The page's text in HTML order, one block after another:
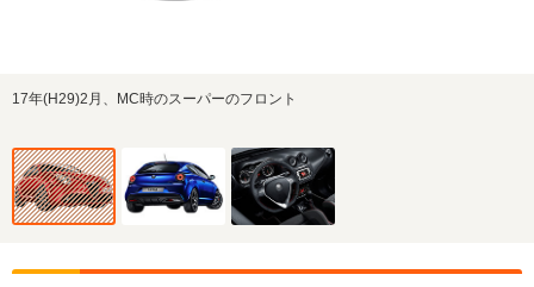
17年(H29)2月、MC時のスーパーのフロント